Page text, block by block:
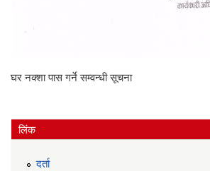
घर नक्शा पास गर्ने सम्वन्धी सूचना
लिंक
दर्ता